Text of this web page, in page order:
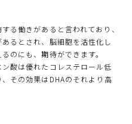
る働きがあると言われており、
るとされ、脳細胞を活性化し
のにも、期待ができます。
酸は優れたコレステロール低
その効果はDHAのそれより高